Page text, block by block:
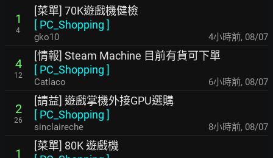
1
4
[菜單] 70K遊戲機健檢
[ PC_Shopping ]
gko10 4小時前, 08/07
4
12
[情報] Steam Machine 目前有貨可下單
[ PC_Shopping ]
Catlaco 6小時前, 08/07
2
26
[請益] 遊戲掌機外接GPU選購
[ PC_Shopping ]
sinclaireche 8小時前, 08/07
1
[菜單] 80K 遊戲機